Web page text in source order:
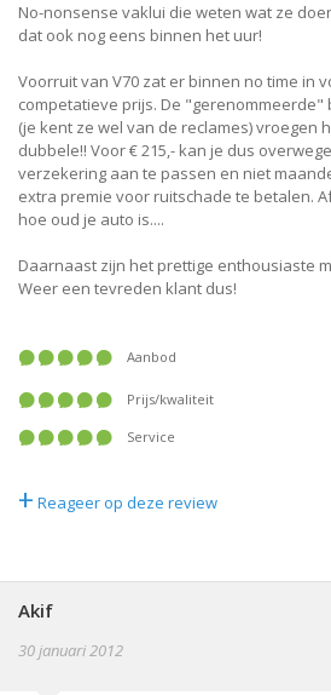
No-nonsense vaklui die weten wat ze
dat ook nog eens binnen het uur!
Voorruit van V70 zat er binnen no time in
competatieve prijs. De "gerenommeerde"
(je kent ze wel van de reclames) vroegen
dubbele!! Voor € 215,- kan je dus
verzekering aan te passen en niet
extra premie voor ruitschade te betalen.
hoe oud je auto is....
Daarnaast zijn het prettige enthousiaste
Weer een tevreden klant dus!
Aanbod
Prijs/kwaliteit
Service
+ Reageer op deze review
Akif
30 januari 2012